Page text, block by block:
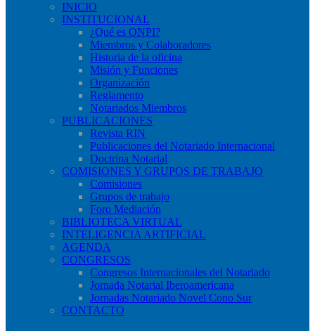
INICIO
INSTITUCIONAL
¿Qué​ es ONPI?
Miembros y Colaboradores
Historia de la oficina
Misión y Funciones
Organización
Reglamento
Notariados Miembros
PUBLICACIONES
Revista RIN
Publicaciones del Notariado Internacional
Doctrina Notarial
COMISIONES Y GRUPOS DE TRABAJO
Comisiones
Grupos de trabajo
Foro Mediación
BIBLIOTECA VIRTUAL
INTELIGENCIA ARTIFICIAL
AGENDA
CONGRESOS
Congresos Internacionales del Notariado
Jornada Notarial Iberoamericana
Jornadas Notariado Novel Cono Sur
CONTACTO